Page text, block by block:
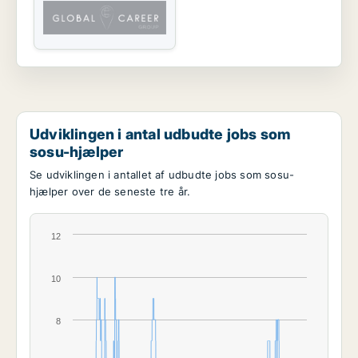
Udviklingen i antal udbudte jobs som
sosu-hjælper
Se udviklingen i antallet af udbudte jobs som sosu-
hjælper over de seneste tre år.
8
10
12